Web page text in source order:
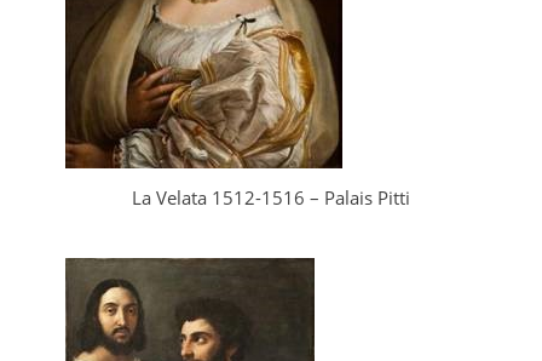
La Velata 1512-1516 – Palais Pitti